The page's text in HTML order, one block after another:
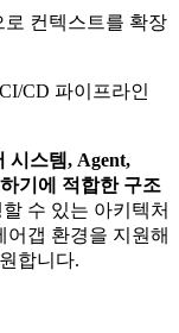
로 컨텍스트를 확장
CD 파이프라인
시스템, Agent,
기에 적합한 구조
수 있는 아키텍처
갭 환경을 지원해
합니다.